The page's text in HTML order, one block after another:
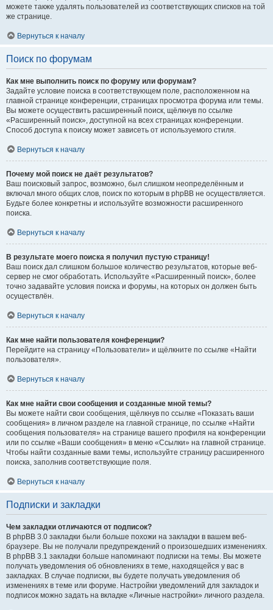
можете также удалять пользователей из соответствующих списков на той
же странице.
Вернуться к началу
Поиск по форумам
Как мне выполнить поиск по форуму или форумам?
Задайте условие поиска в соответствующем поле, расположенном на
главной странице конференции, страницах просмотра форума или темы.
Вы можете осуществить расширенный поиск, щёлкнув по ссылке
«Расширенный поиск», доступной на всех страницах конференции.
Способ доступа к поиску может зависеть от используемого стиля.
Вернуться к началу
Почему мой поиск не даёт результатов?
Ваш поисковый запрос, возможно, был слишком неопределённым и
включал много общих слов, поиск по которым в phpBB не осуществляется.
Будьте более конкретны и используйте возможности расширенного
поиска.
Вернуться к началу
В результате моего поиска я получил пустую страницу!
Ваш поиск дал слишком большое количество результатов, которые веб-
сервер не смог обработать. Используйте «Расширенный поиск», более
точно задавайте условия поиска и форумы, на которых он должен быть
осуществлён.
Вернуться к началу
Как мне найти пользователя конференции?
Перейдите на страницу «Пользователи» и щёлкните по ссылке «Найти
пользователя».
Вернуться к началу
Как мне найти свои сообщения и созданные мной темы?
Вы можете найти свои сообщения, щёлкнув по ссылке «Показать ваши
сообщения» в личном разделе на главной странице, по ссылке «Найти
сообщения пользователя» на странице вашего профиля на конференции
или по ссылке «Ваши сообщения» в меню «Ссылки» на главной странице.
Чтобы найти созданные вами темы, используйте страницу расширенного
поиска, заполнив соответствующие поля.
Вернуться к началу
Подписки и закладки
Чем закладки отличаются от подписок?
В phpBB 3.0 закладки были больше похожи на закладки в вашем веб-
браузере. Вы не получали предупреждений о произошедших изменениях.
В phpBB 3.1 закладки больше напоминают подписки на темы. Вы можете
получать уведомления об обновлениях в теме, находящейся у вас в
закладках. В случае подписки, вы будете получать уведомления об
изменениях в теме или форуме. Настройки уведомлений для закладок и
подписок можно задать на вкладке «Личные настройки» личного раздела.